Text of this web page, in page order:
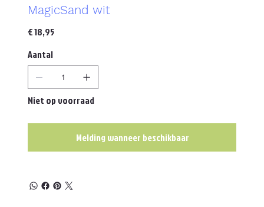
MagicSand wit
Prijs
€ 18,95
Aantal
Niet op voorraad
Melding wanneer beschikbaar